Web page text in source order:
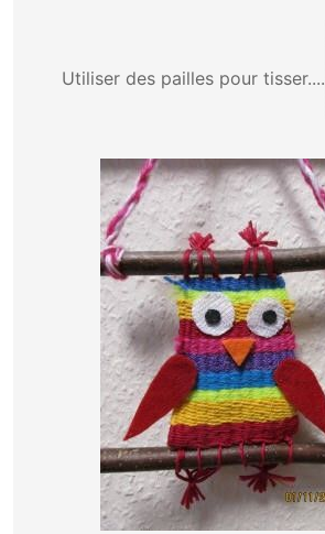
Utiliser des pailles pour tisser....